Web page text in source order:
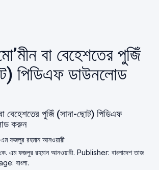
বা বেহেশতের পুজিঁ
পিডিএফ ডাউনলোড
বেহেশতের পুজিঁ (সাদা-ছোট) পিডিএফ
করুন
এম ফজলুর রহমান আনওয়ারী
এম ফজলুর রহমান আনওয়ারী. Publisher: বাংলাদেশ তাজ
বাংলা.